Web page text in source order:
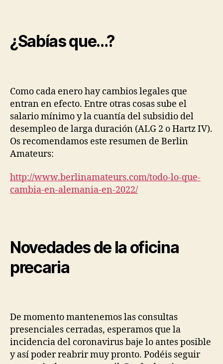
¿Sabías que…?
Como cada enero hay cambios legales que
entran en efecto. Entre otras cosas sube el
salario mínimo y la cuantía del subsidio del
desempleo de larga duración (ALG 2 o Hartz IV).
Os recomendamos este resumen de Berlin
Amateurs:
http://www.berlinamateurs.com/todo-lo-que-
cambia-en-alemania-en-2022/
Novedades de la oficina
precaria
De momento mantenemos las consultas
presenciales cerradas, esperamos que la
incidencia del coronavirus baje lo antes posible
y así poder reabrir muy pronto. Podéis seguir